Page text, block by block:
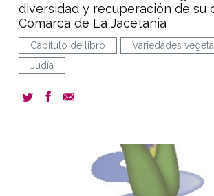
diversidad y recuperación de su
Comarca de La Jacetania
Capítulo de libro
Variedades
Judía